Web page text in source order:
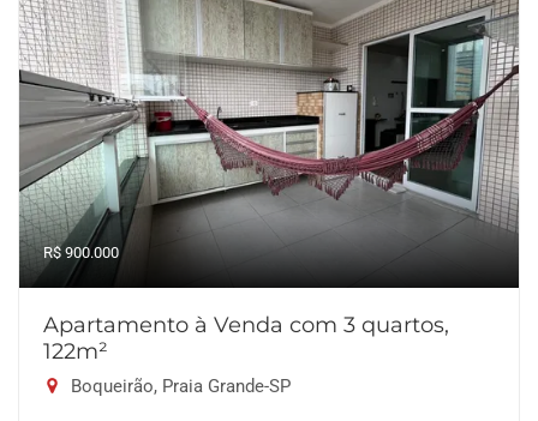
R$ 900.000
Apartamento à Venda com 3 quartos,
122m²
Boqueirão, Praia Grande-SP